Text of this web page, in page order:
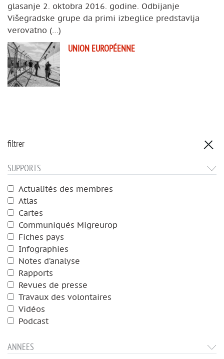
filtrer
SUPPORTS
Actualités des membres
Atlas
Cartes
Communiqués Migreurop
Fiches pays
Infographies
Notes d’analyse
Rapports
Revues de presse
Travaux des volontaires
Vidéos
Podcast
ANNEES
glasanje 2. oktobra 2016. godine. Odbijanje
Višegradske grupe da primi izbeglice predstavlja
verovatno (…)
UNION EUROPÉENNE